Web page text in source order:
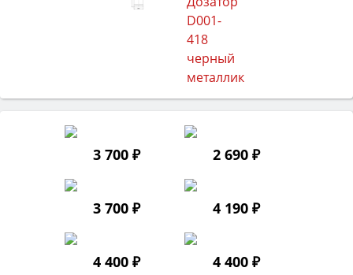
3 700 ₽ 2 690 ₽
3 700 ₽ 4 190 ₽
4 400 ₽ 4 400 ₽